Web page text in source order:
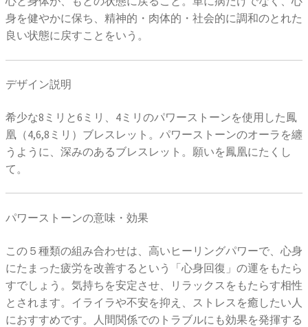
身を健やかに保ち、精神的・肉体的・社会的に調和のとれた
良い状態に戻すことをいう。
デザイン説明
希少な8ミリと6ミリ、4ミリのパワーストーンを使用した鳳
凰（4,6,8ミリ）ブレスレット。パワーストーンのオーラを纏
うように、深みのあるブレスレット。願いを鳳凰にたくし
て。
パワーストーンの意味・効果
この５種類の組み合わせは、高いヒーリングパワーで、心身
にたまった疲労を改善するという「心身回復」の運をもたら
すでしょう。気持ちを安定させ、リラックスをもたらす相性
とされます。イライラや不安を抑え、ストレスを癒したい人
におすすめです。人間関係でのトラブルにも効果を発揮する